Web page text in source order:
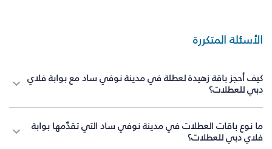
الأسئلة المتكررة
كيف أحجز باقة زهيدة لعطلة في مدينة نوفي ساد مع بوابة فلاي
دبي للعطلات؟
ما نوع باقات العطلات في مدينة نوفي ساد التي تقدّمها بوابة
فلاي دبي للعطلات؟